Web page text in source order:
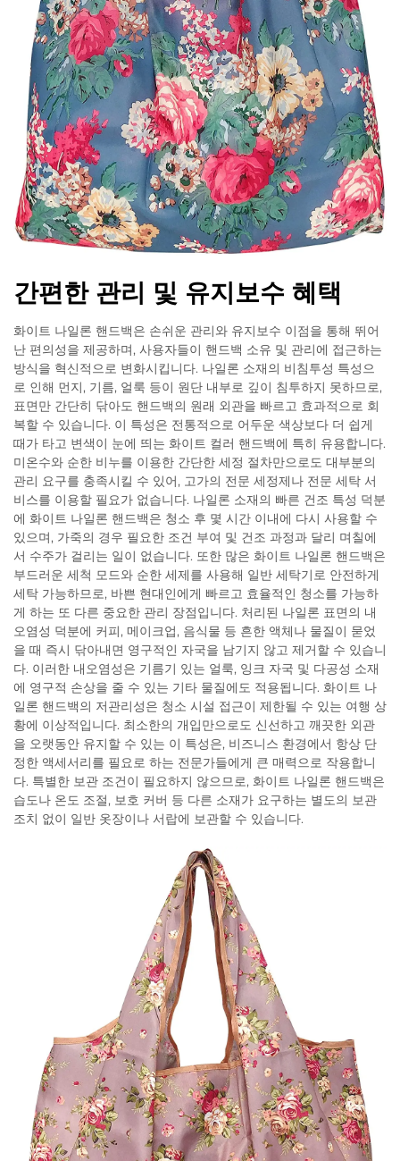
간편한 관리 및 유지보수 혜택
화이트 나일론 핸드백은 손쉬운 관리와 유지보수 이점을 통해 뛰어
난 편의성을 제공하며, 사용자들이 핸드백 소유 및 관리에 접근하는
방식을 혁신적으로 변화시킵니다. 나일론 소재의 비침투성 특성으
로 인해 먼지, 기름, 얼룩 등이 원단 내부로 깊이 침투하지 못하므로,
표면만 간단히 닦아도 핸드백의 원래 외관을 빠르고 효과적으로 회
복할 수 있습니다. 이 특성은 전통적으로 어두운 색상보다 더 쉽게
때가 타고 변색이 눈에 띄는 화이트 컬러 핸드백에 특히 유용합니다.
미온수와 순한 비누를 이용한 간단한 세정 절차만으로도 대부분의
관리 요구를 충족시킬 수 있어, 고가의 전문 세정제나 전문 세탁 서
비스를 이용할 필요가 없습니다. 나일론 소재의 빠른 건조 특성 덕분
에 화이트 나일론 핸드백은 청소 후 몇 시간 이내에 다시 사용할 수
있으며, 가죽의 경우 필요한 조건 부여 및 건조 과정과 달리 며칠에
서 수주가 걸리는 일이 없습니다. 또한 많은 화이트 나일론 핸드백은
부드러운 세척 모드와 순한 세제를 사용해 일반 세탁기로 안전하게
세탁 가능하므로, 바쁜 현대인에게 빠르고 효율적인 청소를 가능하
게 하는 또 다른 중요한 관리 장점입니다. 처리된 나일론 표면의 내
오염성 덕분에 커피, 메이크업, 음식물 등 흔한 액체나 물질이 묻었
을 때 즉시 닦아내면 영구적인 자국을 남기지 않고 제거할 수 있습니
다. 이러한 내오염성은 기름기 있는 얼룩, 잉크 자국 및 다공성 소재
에 영구적 손상을 줄 수 있는 기타 물질에도 적용됩니다. 화이트 나
일론 핸드백의 저관리성은 청소 시설 접근이 제한될 수 있는 여행 상
황에 이상적입니다. 최소한의 개입만으로도 신선하고 깨끗한 외관
을 오랫동안 유지할 수 있는 이 특성은, 비즈니스 환경에서 항상 단
정한 액세서리를 필요로 하는 전문가들에게 큰 매력으로 작용합니
다. 특별한 보관 조건이 필요하지 않으므로, 화이트 나일론 핸드백은
습도나 온도 조절, 보호 커버 등 다른 소재가 요구하는 별도의 보관
조치 없이 일반 옷장이나 서랍에 보관할 수 있습니다.